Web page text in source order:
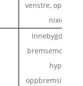
venstre, opp,
nixie-rør
Innebygd 50W
hyppige
oppbremsinger